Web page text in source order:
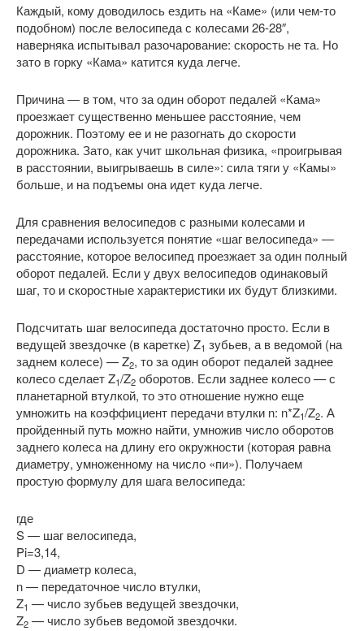
Каждый, кому доводилось ездить на «Каме» (или чем-то
подобном) после велосипеда с колесами 26-28″,
наверняка испытывал разочарование: скорость не та. Но
зато в горку «Кама» катится куда легче.
Причина — в том, что за один оборот педалей «Кама»
проезжает существенно меньшее расстояние, чем
дорожник. Поэтому ее и не разогнать до скорости
дорожника. Зато, как учит школьная физика, «проигрывая
в расстоянии, выигрываешь в силе»: сила тяги у «Камы»
больше, и на подъемы она идет куда легче.
Для сравнения велосипедов с разными колесами и
передачами используется понятие «шаг велосипеда» —
расстояние, которое велосипед проезжает за один полный
оборот педалей. Если у двух велосипедов одинаковый
шаг, то и скоростные характеристики их будут близкими.
Подсчитать шаг велосипеда достаточно просто. Если в
ведущей звездочке (в каретке) Z1 зубьев, а в ведомой (на
заднем колесе) — Z2, то за один оборот педалей заднее
колесо сделает Z1/Z2 оборотов. Если заднее колесо — с
планетарной втулкой, то это отношение нужно еще
умножить на коэффициент передачи втулки n: n*Z1/Z2. А
пройденный путь можно найти, умножив число оборотов
заднего колеса на длину его окружности (которая равна
диаметру, умноженному на число «пи»). Получаем
простую формулу для шага велосипеда:
где
S — шаг велосипеда,
Pi=3,14,
D — диаметр колеса,
n — передаточное число втулки,
Z1 — число зубьев ведущей звездочки,
Z2 — число зубьев ведомой звездочки.